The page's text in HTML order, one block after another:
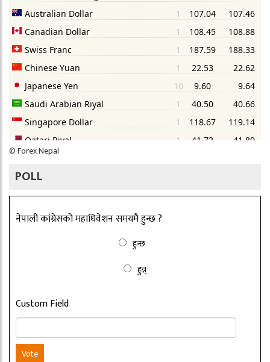
©Forex Nepal
POLL
नेपाली कांग्रेसको महाधिवेशन समयमै हुन्छ ?
हुन्छ
हुन्न्
Custom Field
Vote